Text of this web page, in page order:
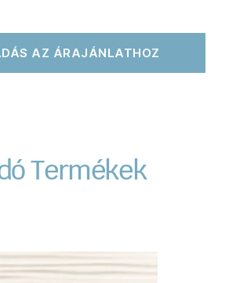
AZ ÁRAJÁNLATHOZ
Termékek